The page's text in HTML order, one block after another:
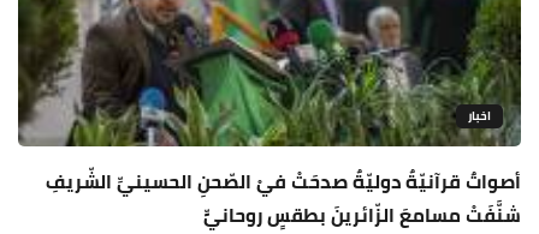
اخبار
أصواتٌ قرآنيّةٌ دوليّةٌ صدحَتْ فيْ الصّحنِ الحسينيِّ الشّريفِ
شنَّفَتْ مسامعَ الزّائرينَ بطقسٍ روحانيٍّ